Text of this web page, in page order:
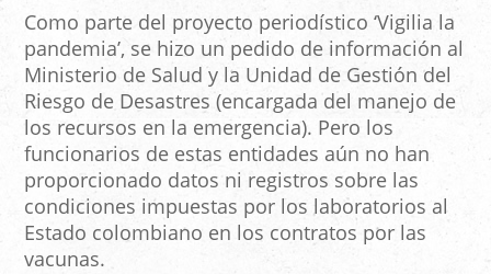
Como parte del proyecto periodístico ‘Vigilia la
pandemia’, se hizo un pedido de información al
Ministerio de Salud y la Unidad de Gestión del
Riesgo de Desastres (encargada del manejo de
los recursos en la emergencia). Pero los
funcionarios de estas entidades aún no han
proporcionado datos ni registros sobre las
condiciones impuestas por los laboratorios al
Estado colombiano en los contratos por las
vacunas.